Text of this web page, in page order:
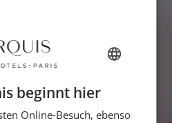
FRENCH
ENGLISH
beginnt hier
Online-Besuch, ebenso